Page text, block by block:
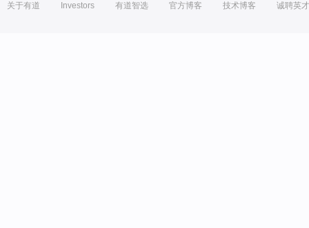
关于有道 Investors 有道智选 官方博客 技术博客 诚聘英才